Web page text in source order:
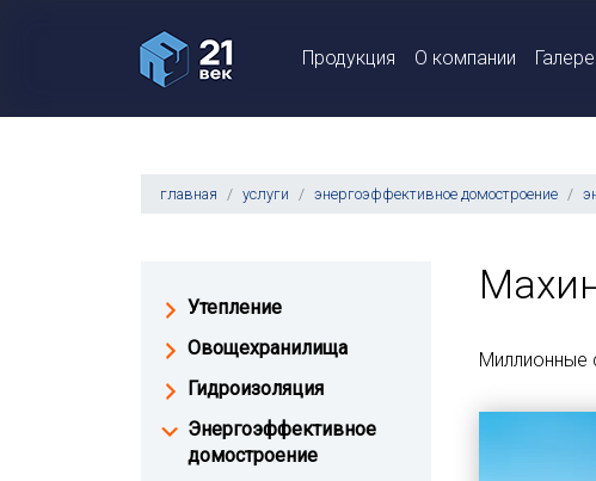
Продукция О компании
главная услуги энергоэффективное домостроение
Миллионные
Утепление
Овощехранилища
Гидроизоляция
Энергоэффективное
домостроение